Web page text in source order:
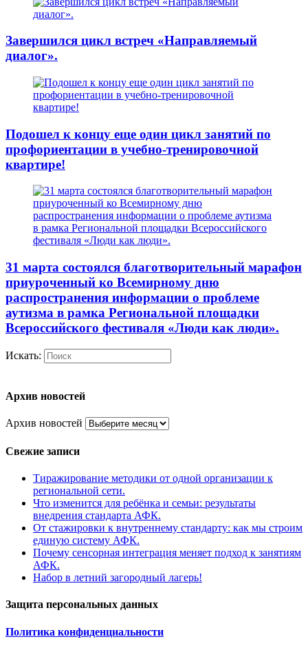
Завершился цикл встреч «Направляемый
диалог».
Подошел к концу еще один цикл занятий по
профориентации в учебно-тренировочной
квартире!
31 марта состоялся благотворительный марафон
приуроченный ко Всемирному дню
распространения информации о проблеме
аутизма в рамка Региональной площадки
Всероссийского фестиваля «Люди как люди».
Искать:
Архив новостей
Архив новостей
Свежие записи
Тиражирование методики от одной организации к
региональной сети.
Что изменится для ребёнка и семьи: результаты
внедрения стандарта АФК.
От стажировки к внутреннему стандарту: как мы строим
единую систему АФК.
Почему сенсорная интеграция меняет подход к занятиям
АФК.
Набор в летний загородный лагерь!
Защита персональных данных
Политика конфиденциальности